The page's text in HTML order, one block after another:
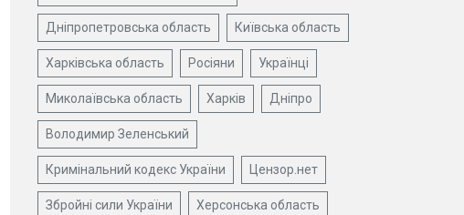
Дніпропетровська область Київська область
Харківська область Росіяни Українці
Миколаївська область Харків Дніпро
Володимир Зеленський
Кримінальний кодекс України Цензор.нет
Збройні сили України Херсонська область